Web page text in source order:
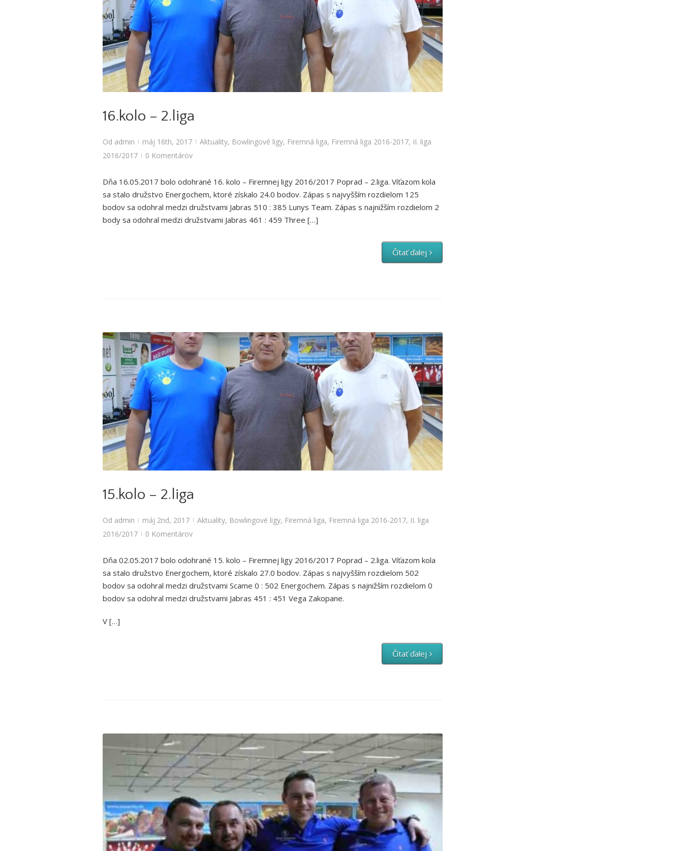
Bowlingové ligy,Firemná liga Firemná liga 2016-2017,
16.kolo – 2.liga
Od admin | máj 16th, 2017 | Aktuality, Bowlingové ligy, Firemná liga, Firemná liga 2016-2017, II. liga
2016/2017 | 0 Komentárov
Dňa 16.05.2017 bolo odohrané 16. kolo – Firemnej ligy 2016/2017 Poprad – 2.liga. Víťazom kola
sa stalo družstvo Energochem, ktoré získalo 24.0 bodov. Zápas s najvyšším rozdielom 125
bodov sa odohral medzi družstvami Jabras 510 : 385 Lunys Team. Zápas s najnižším rozdielom 2
body sa odohral medzi družstvami Jabras 461 : 459 Three […]
Čítať ďalej
Bowlingové ligy,Firemná liga Firemná liga 2016-2017,
15.kolo – 2.liga
Od admin | máj 2nd, 2017 | Aktuality, Bowlingové ligy, Firemná liga, Firemná liga 2016-2017, II. liga
2016/2017 | 0 Komentárov
Dňa 02.05.2017 bolo odohrané 15. kolo – Firemnej ligy 2016/2017 Poprad – 2.liga. Víťazom kola
sa stalo družstvo Energochem, ktoré získalo 27.0 bodov. Zápas s najvyšším rozdielom 502
bodov sa odohral medzi družstvami Scame 0 : 502 Energochem. Zápas s najnižším rozdielom 0
bodov sa odohral medzi družstvami Jabras 451 : 451 Vega Zakopane.
V […]
Čítať ďalej